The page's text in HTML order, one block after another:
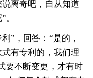
离奇吧，自从知道
。
”，回答：“是的，
有专利的，我们理
要不断变更，才有时